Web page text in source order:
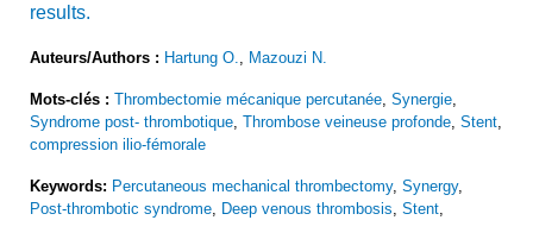
results.
Auteurs/Authors : Hartung O. Mazouzi N.
Mots-clés : Thrombectomie mécanique percutanée Synergie
Syndrome post- thrombotique Thrombose veineuse profonde Stent
compression ilio-fémorale
Keywords: Percutaneous mechanical thrombectomy, Synergy,
Post-thrombotic syndrome
Deep venous thrombosis Stent